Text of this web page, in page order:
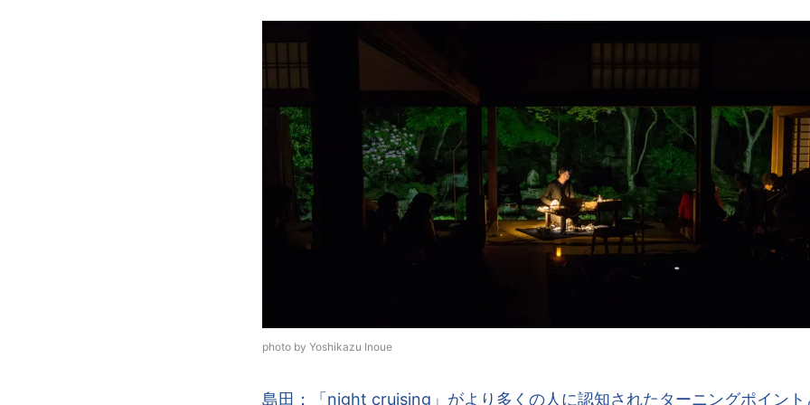
photo by Yoshikazu Inoue
島田：「night cruising」がより多くの人に認知されたターニングポイント